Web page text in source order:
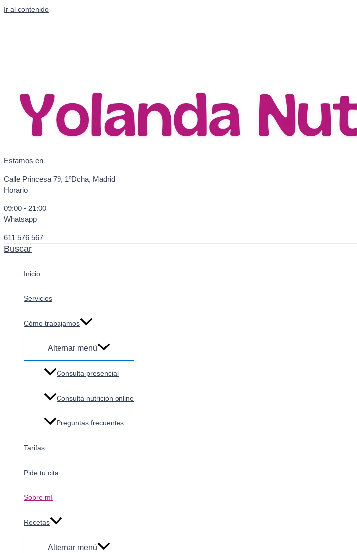
Ir al contenido
Estamos en
Calle Princesa 79, 1ºDcha, Madrid
Horario
09:00 - 21:00
Whatsapp
611 576 567
Buscar
Inicio
Servicios
Cómo trabajamos
Alternar menú
Consulta presencial
Consulta nutrición online
Preguntas frecuentes
Tarifas
Pide tu cita
Sobre mí
Recetas
Alternar menú